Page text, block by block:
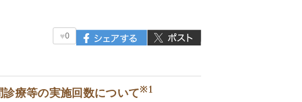
♥0
療等の実施回数について※1